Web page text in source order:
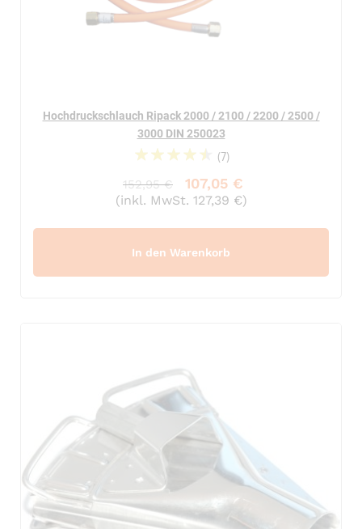
Hochdruckschlauch Ripack 2000 / 2100 / 2200 / 2500 /
3000 DIN 250023
94%
(7)
152,95 € 107,05 €
(inkl. MwSt. 127,39 €)
In den Warenkorb